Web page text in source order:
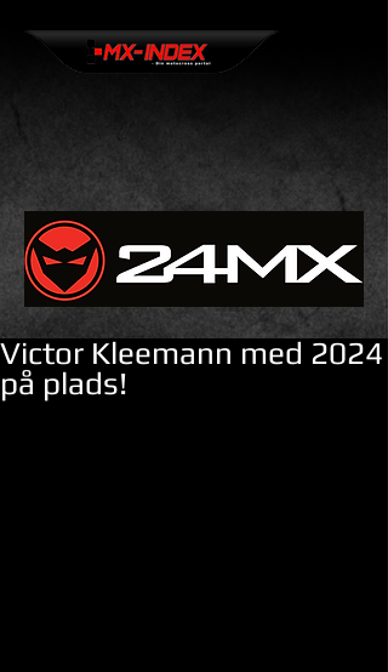
Victor Kleemann med 2024
på plads!